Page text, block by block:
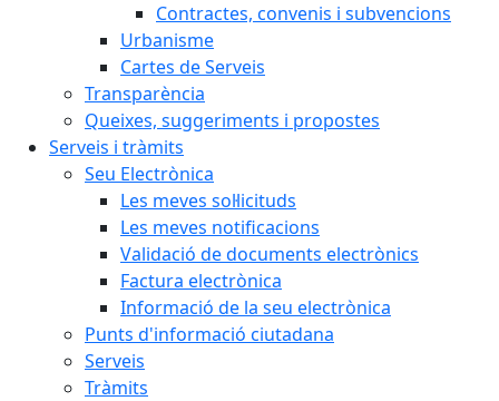
Contractes, convenis i subvencions
Urbanisme
Cartes de Serveis
Transparència
Queixes, suggeriments i propostes
Serveis i tràmits
Seu Electrònica
Les meves sol·licituds
Les meves notificacions
Validació de documents electrònics
Factura electrònica
Informació de la seu electrònica
Punts d'informació ciutadana
Serveis
Tràmits